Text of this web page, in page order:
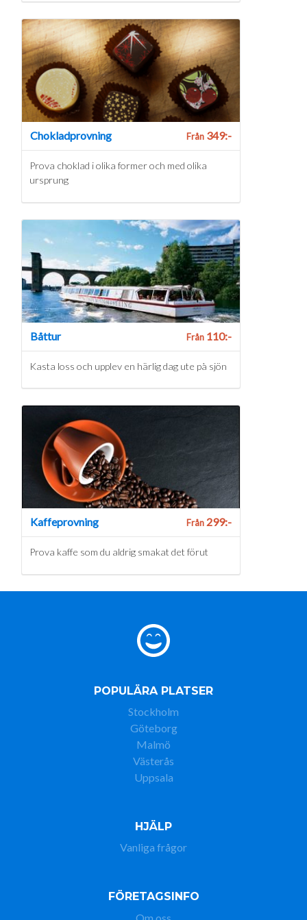
Chokladprovning Från349:-
Prova choklad i olika former och med olika
ursprung
Båttur Från110:-
Kasta loss och upplev en härlig dag ute på sjön
Kaffeprovning Från299:-
Prova kaffe som du aldrig smakat det förut
POPULÄRA PLATSER
Stockholm
Göteborg
Malmö
Västerås
Uppsala
HJÄLP
Vanliga frågor
FÖRETAGSINFO